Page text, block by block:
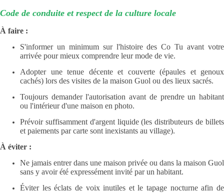
Code de conduite et respect de la culture locale
À faire :
S'informer un minimum sur l'histoire des Co Tu avant votre
arrivée pour mieux comprendre leur mode de vie.
Adopter une tenue décente et couverte (épaules et genoux
cachés) lors des visites de la maison Guol ou des lieux sacrés.
Toujours demander l'autorisation avant de prendre un habitant
ou l'intérieur d'une maison en photo.
Prévoir suffisamment d'argent liquide (les distributeurs de billets
et paiements par carte sont inexistants au village).
À éviter :
Ne jamais entrer dans une maison privée ou dans la maison Guol
sans y avoir été expressément invité par un habitant.
Éviter les éclats de voix inutiles et le tapage nocturne afin de